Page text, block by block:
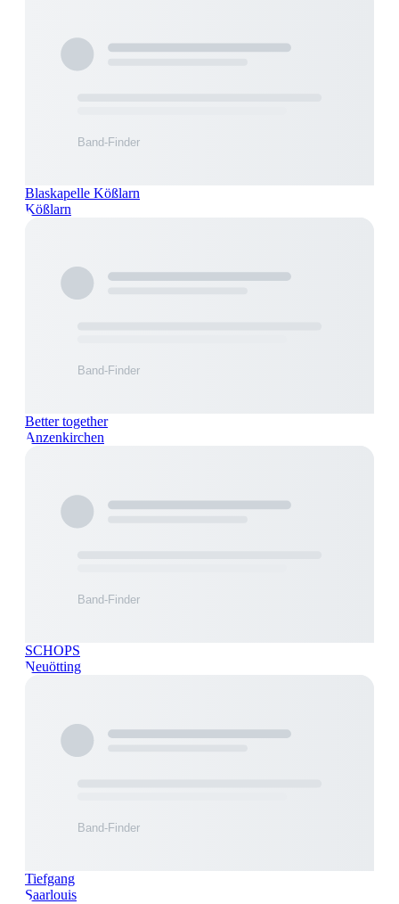
Blaskapelle Kößlarn
Kößlarn
Better together
Anzenkirchen
SCHOPS
Neuötting
Tiefgang
Saarlouis